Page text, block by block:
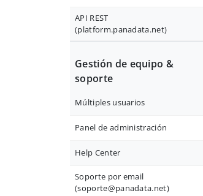
API REST
(platform.panadata.net)
Gestión de equipo &
soporte
Múltiples usuarios
Panel de administración
Help Center
Soporte por email
(soporte@panadata.net)